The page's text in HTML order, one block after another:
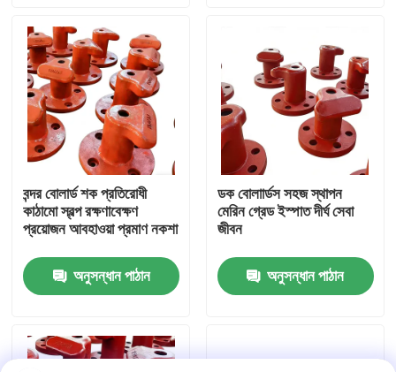
পণ্য
ভিডিও
আমাদের সম্পর্কে
কারখানা ভ্রমণ
গুণমান নিয়ন্ত্রণ
উদ্ধৃতির জন্য আবেদন
বন্দর বোলার্ড শক প্রতিরোধী
কাঠামো স্বল্প রক্ষণাবেক্ষণ
প্রয়োজন আবহাওয়া প্রমাণ নকশা
অনুসন্ধান পাঠান
ডক বোলাার্ডস সহজ স্থাপন
মেরিন গ্রেড ইস্পাত দীর্ঘ সেবা
জীবন
অনুসন্ধান পাঠান